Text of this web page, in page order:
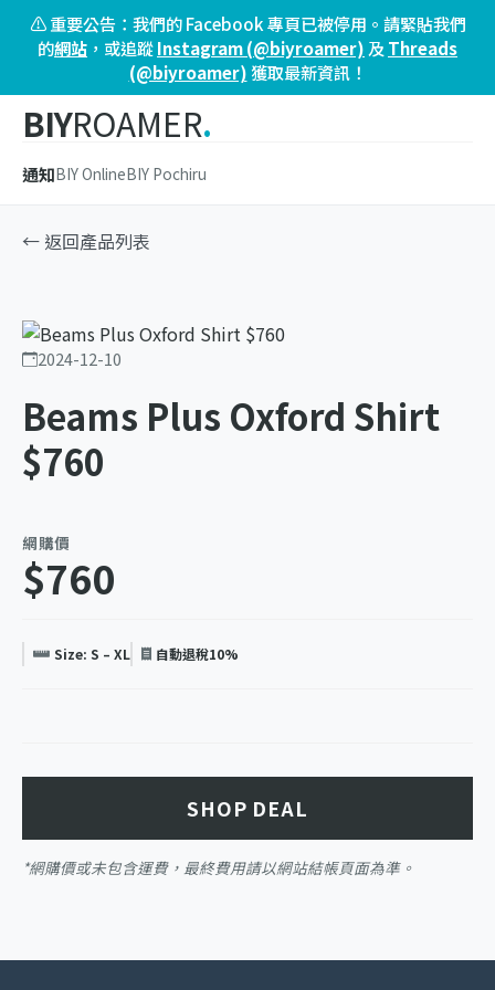
⚠️ 重要公告：我們的 Facebook 專頁已被停用。請緊貼我們
的網站 ，或追蹤Instagram (@biyroamer) 及 Threads
(@biyroamer)獲取最新資訊！
BIYROAMER.
通知BIY OnlineBIY Pochiru
← 返回產品列表
2024-12-10
Beams Plus Oxford Shirt
$760
網購價
$760
Size: S – XL 自動退稅10%
SHOP DEAL
*網購價或未包含運費，最終費用請以網站結帳頁面為準。